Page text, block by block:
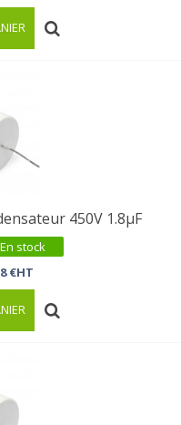
450V 1.8µF
En stock
€HT